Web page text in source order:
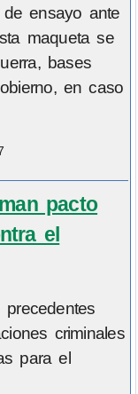
ensayo ante
maqueta se
bases
en caso
pacto
el
criminales
para el